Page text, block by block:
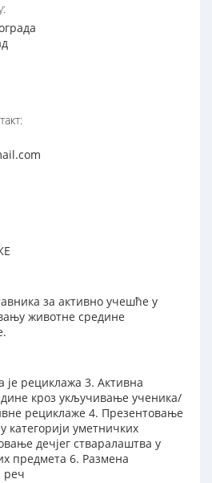
за активно учешће у
животне средине
рециклажа 3. Активна
кроз укључивање ученика/
рециклаже 4. Презентовање
категорији уметничких
дечјег стваралаштва у
предмета 6. Размена